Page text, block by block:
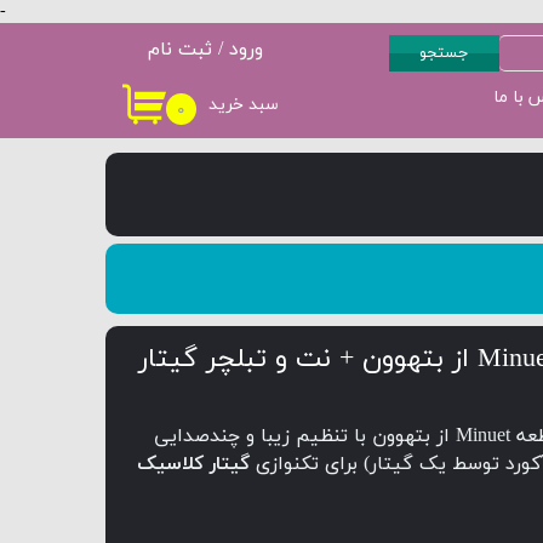
-
۰ سبد خرید با ما
ورود / ثبت نام
حساب کاربری من
تغییر گذر واژه
کاربری
جستجو
قطعه Minuet از بتهوون با تنظیم زیبا و چندصدایی
توسط یک گیتار) برای تکنوازی گیتار کلاسیک